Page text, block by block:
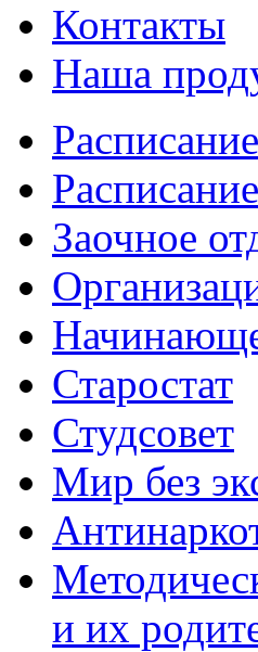
Контакты
Наша
Заочное
Старостат
Студсовет
Мир без
и их